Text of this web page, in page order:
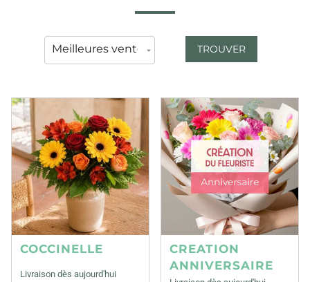
TROUVER
COCCINELLE
Livraison dès aujourd'hui
CREATION
ANNIVERSAIRE